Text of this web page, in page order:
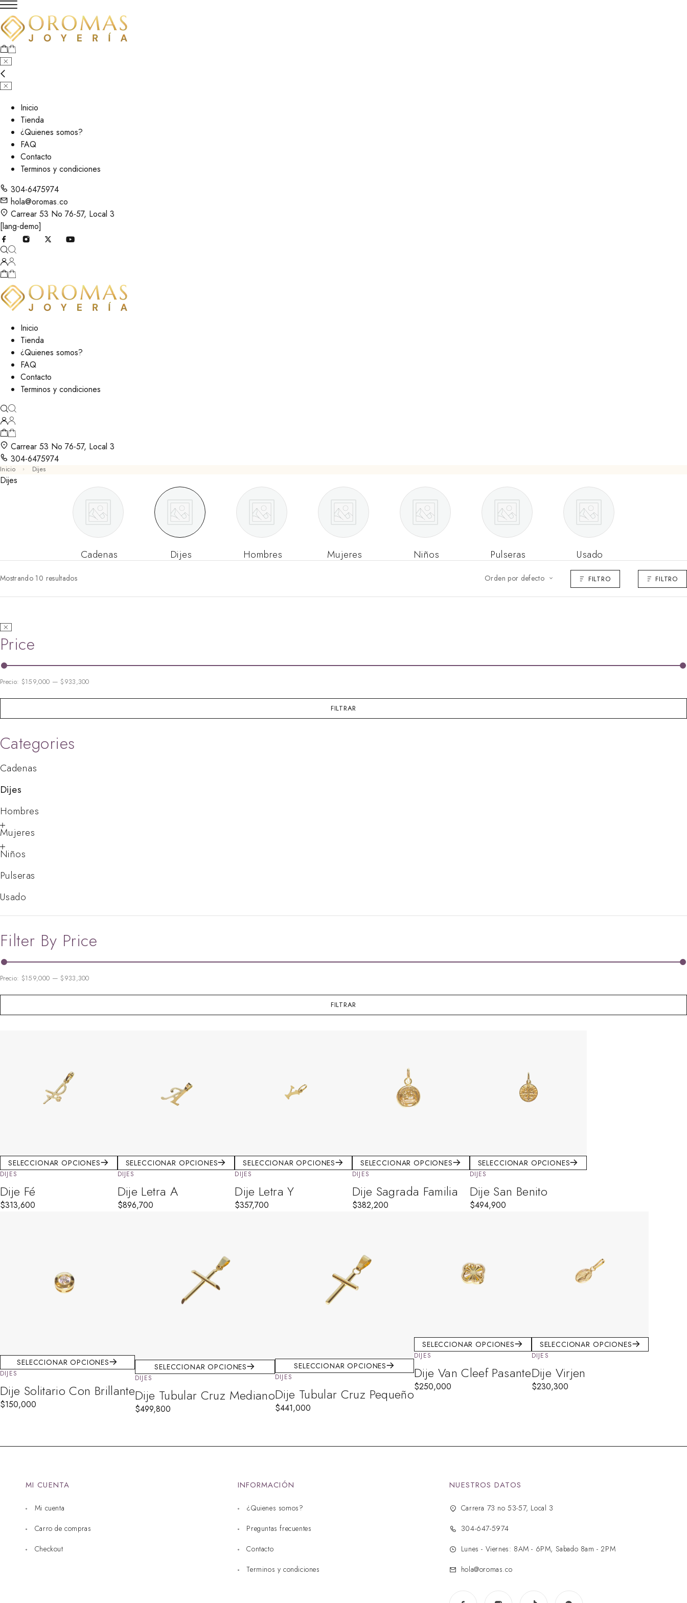
Inicio
Tienda
¿Quienes somos?
FAQ
Contacto
Terminos y condiciones
304-6475974
hola@oromas.co
Carrear 53 No 76-57, Local 3
[lang-demo]
Inicio
Tienda
¿Quienes somos?
FAQ
Contacto
Terminos y condiciones
Carrear 53 No 76-57, Local 3
304-6475974
Inicio Dijes
Dijes
Cadenas Dijes Hombres Mujeres Niños Pulseras Usado
Mostrando 10 resultados Orden por defecto FILTRO FILTRO
Price
FILTRAR
Precio: $159,000 —$933,300
Categories
Cadenas
Dijes
Hombres
Mujeres
Niños
Pulseras
Usado
Filter By Price
FILTRAR
Precio: $159,000 —$933,300
SELECCIONAR OPCIONES
DIJES
Dije Fé
$313,600
SELECCIONAR OPCIONES
DIJES
Dije Letra A
$896,700
SELECCIONAR OPCIONES
DIJES
Dije Letra Y
$357,700
SELECCIONAR OPCIONES
DIJES
Dije Sagrada Familia
$382,200
SELECCIONAR OPCIONES
DIJES
Dije San Benito
$494,900
SELECCIONAR OPCIONES
DIJES
Dije Solitario Con Brillante
$150,000
SELECCIONAR OPCIONES
DIJES
Dije Tubular Cruz Mediano
$499,800
SELECCIONAR OPCIONES
DIJES
Dije Tubular Cruz Pequeño
$441,000
SELECCIONAR OPCIONES
DIJES
Dije Van Cleef Pasante
$250,000
SELECCIONAR OPCIONES
DIJES
Dije Virjen
$230,300
MI CUENTA
Mi cuenta
Carro de compras
Checkout
INFORMACIÓN
¿Quienes somos?
Preguntas frecuentes
Contacto
Terminos y condiciones
NUESTROS DATOS
Carrera 73 no 53-57, Local 3
304-647-5974
Lunes - Viernes: 8AM - 6PM, Sabado 8am - 2PM
hola@oromas.co